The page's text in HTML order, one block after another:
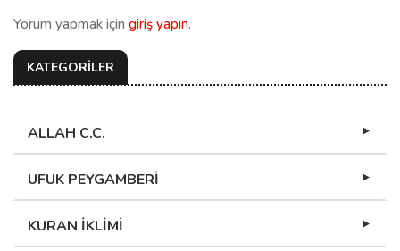
Yorum yapmak için giriş yapın.
KATEGORİLER
ALLAH C.C.
UFUK PEYGAMBERİ
KURAN İKLİMİ